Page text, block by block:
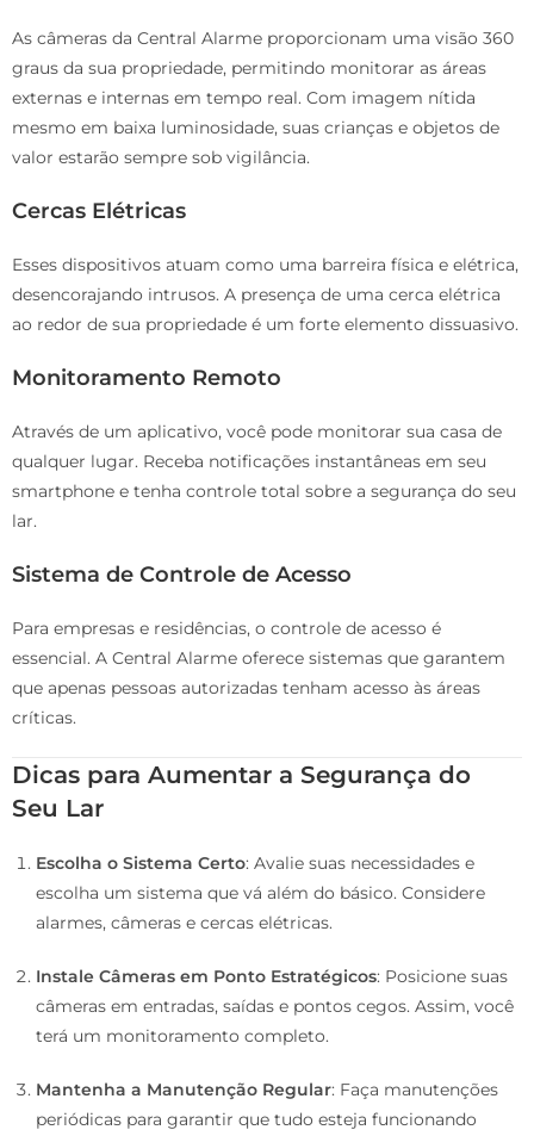
As câmeras da Central Alarme proporcionam uma visão 360
graus da sua propriedade, permitindo monitorar as áreas
externas e internas em tempo real. Com imagem nítida
mesmo em baixa luminosidade, suas crianças e objetos de
valor estarão sempre sob vigilância.
Cercas Elétricas
Esses dispositivos atuam como uma barreira física e elétrica,
desencorajando intrusos. A presença de uma cerca elétrica
ao redor de sua propriedade é um forte elemento dissuasivo.
Monitoramento Remoto
Através de um aplicativo, você pode monitorar sua casa de
qualquer lugar. Receba notificações instantâneas em seu
smartphone e tenha controle total sobre a segurança do seu
lar.
Sistema de Controle de Acesso
Para empresas e residências, o controle de acesso é
essencial. A Central Alarme oferece sistemas que garantem
que apenas pessoas autorizadas tenham acesso às áreas
críticas.
Dicas para Aumentar a Segurança do
Seu Lar
Escolha o Sistema Certo: Avalie suas necessidades e
escolha um sistema que vá além do básico. Considere
alarmes, câmeras e cercas elétricas.
Instale Câmeras em Ponto Estratégicos: Posicione suas
câmeras em entradas, saídas e pontos cegos. Assim, você
terá um monitoramento completo.
Mantenha a Manutenção Regular: Faça manutenções
periódicas para garantir que tudo esteja funcionando